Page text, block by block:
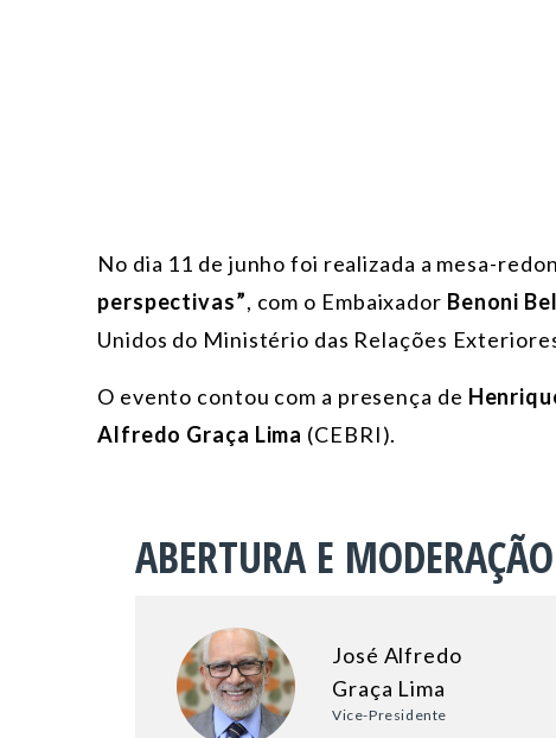
No dia 11 de junho foi realizada a mesa-
perspectivas”, com o Embaixador Benoni
Unidos do Ministério das Relações
O evento contou com a presença de
Alfredo Graça Lima (CEBRI).
ABERTURA E MODERAÇÃO
José Alfredo
Graça Lima
Vice-Presidente